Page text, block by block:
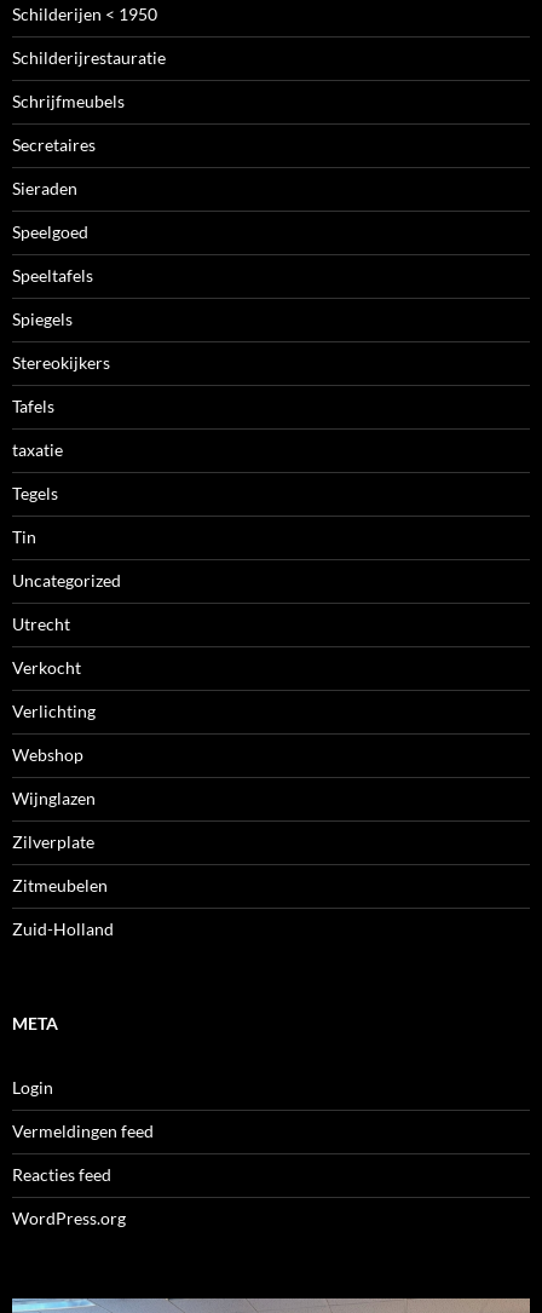
Schilderijen < 1950
Schilderijrestauratie
Schrijfmeubels
Secretaires
Sieraden
Speelgoed
Speeltafels
Spiegels
Stereokijkers
Tafels
taxatie
Tegels
Tin
Uncategorized
Utrecht
Verkocht
Verlichting
Webshop
Wijnglazen
Zilverplate
Zitmeubelen
Zuid-Holland
META
Login
Vermeldingen feed
Reacties feed
WordPress.org